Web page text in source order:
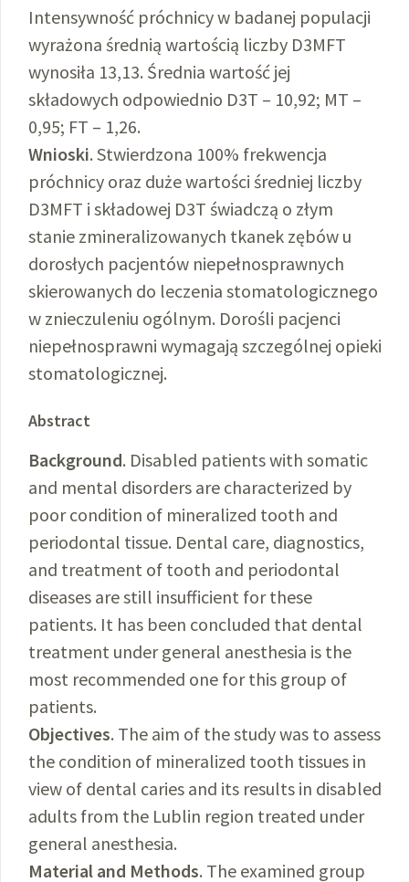
Intensywność próchnicy w badanej populacji
wyrażona średnią wartością liczby D3MFT
wynosiła 13,13. Średnia wartość jej
składowych odpowiednio D3T – 10,92; MT –
0,95; FT – 1,26.
Wnioski. Stwierdzona 100% frekwencja
próchnicy oraz duże wartości średniej liczby
D3MFT i składowej D3T świadczą o złym
stanie zmineralizowanych tkanek zębów u
dorosłych pacjentów niepełnosprawnych
skierowanych do leczenia stomatologicznego
w znieczuleniu ogólnym. Dorośli pacjenci
niepełnosprawni wymagają szczególnej opieki
stomatologicznej.
Abstract
Background. Disabled patients with somatic
and mental disorders are characterized by
poor condition of mineralized tooth and
periodontal tissue. Dental care, diagnostics,
and treatment of tooth and periodontal
diseases are still insufficient for these
patients. It has been concluded that dental
treatment under general anesthesia is the
most recommended one for this group of
patients.
Objectives. The aim of the study was to assess
the condition of mineralized tooth tissues in
view of dental caries and its results in disabled
adults from the Lublin region treated under
general anesthesia.
Material and Methods. The examined group